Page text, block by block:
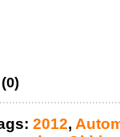
2012,